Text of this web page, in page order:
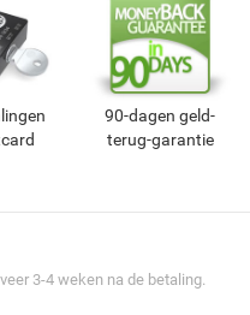
90-dagen geld-
terug-garantie
3-4 weken na de betaling.